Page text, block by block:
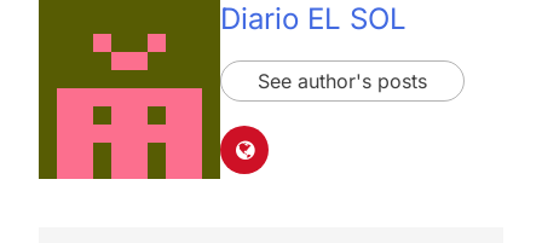
Diario EL SOL
See author's posts